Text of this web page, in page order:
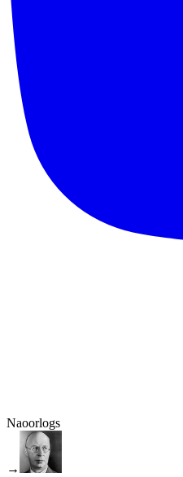
Naoorlogs
→